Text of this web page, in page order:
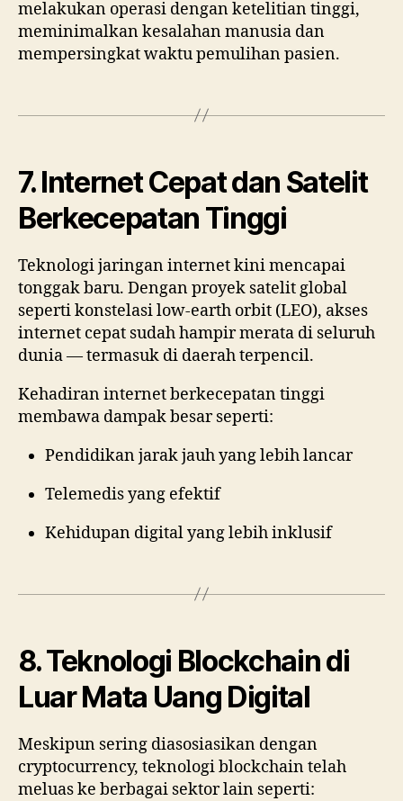
melakukan operasi dengan ketelitian tinggi,
meminimalkan kesalahan manusia dan
mempersingkat waktu pemulihan pasien.
7. Internet Cepat dan Satelit
Berkecepatan Tinggi
Teknologi jaringan internet kini mencapai
tonggak baru. Dengan proyek satelit global
seperti konstelasi low-earth orbit (LEO), akses
internet cepat sudah hampir merata di seluruh
dunia — termasuk di daerah terpencil.
Kehadiran internet berkecepatan tinggi
membawa dampak besar seperti:
Pendidikan jarak jauh yang lebih lancar
Telemedis yang efektif
Kehidupan digital yang lebih inklusif
8. Teknologi Blockchain di
Luar Mata Uang Digital
Meskipun sering diasosiasikan dengan
cryptocurrency, teknologi blockchain telah
meluas ke berbagai sektor lain seperti: